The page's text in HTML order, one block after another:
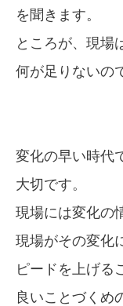
を聞きます。
ところが、現場
何が足りないの
変化の早い時代
大切です。
現場には変化の
現場がその変化
ピードを上げる
良いことづくめ